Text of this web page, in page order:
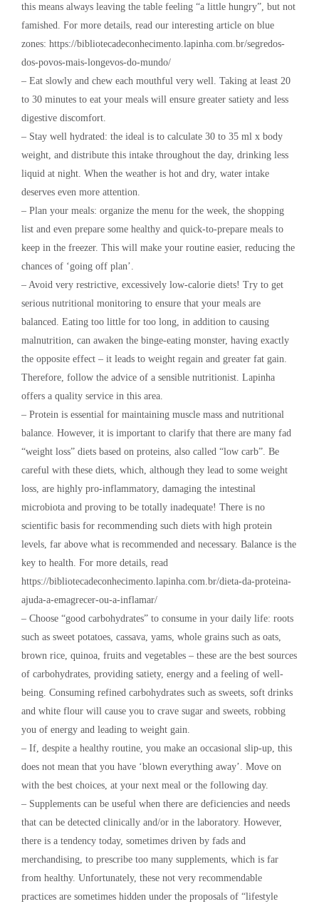
this means always leaving the table feeling “a little hungry”, but not
famished. For more details, read our interesting article on blue
zones: https://bibliotecadeconhecimento.lapinha.com.br/segredos-
dos-povos-mais-longevos-do-mundo/
– Eat slowly and chew each mouthful very well. Taking at least 20
to 30 minutes to eat your meals will ensure greater satiety and less
digestive discomfort.
– Stay well hydrated: the ideal is to calculate 30 to 35 ml x body
weight, and distribute this intake throughout the day, drinking less
liquid at night. When the weather is hot and dry, water intake
deserves even more attention.
– Plan your meals: organize the menu for the week, the shopping
list and even prepare some healthy and quick-to-prepare meals to
keep in the freezer. This will make your routine easier, reducing the
chances of ‘going off plan’.
– Avoid very restrictive, excessively low-calorie diets! Try to get
serious nutritional monitoring to ensure that your meals are
balanced. Eating too little for too long, in addition to causing
malnutrition, can awaken the binge-eating monster, having exactly
the opposite effect – it leads to weight regain and greater fat gain.
Therefore, follow the advice of a sensible nutritionist. Lapinha
offers a quality service in this area.
– Protein is essential for maintaining muscle mass and nutritional
balance. However, it is important to clarify that there are many fad
“weight loss” diets based on proteins, also called “low carb”. Be
careful with these diets, which, although they lead to some weight
loss, are highly pro-inflammatory, damaging the intestinal
microbiota and proving to be totally inadequate! There is no
scientific basis for recommending such diets with high protein
levels, far above what is recommended and necessary. Balance is the
key to health. For more details, read
https://bibliotecadeconhecimento.lapinha.com.br/dieta-da-proteina-
ajuda-a-emagrecer-ou-a-inflamar/
– Choose “good carbohydrates” to consume in your daily life: roots
such as sweet potatoes, cassava, yams, whole grains such as oats,
brown rice, quinoa, fruits and vegetables – these are the best sources
of carbohydrates, providing satiety, energy and a feeling of well-
being. Consuming refined carbohydrates such as sweets, soft drinks
and white flour will cause you to crave sugar and sweets, robbing
you of energy and leading to weight gain.
– If, despite a healthy routine, you make an occasional slip-up, this
does not mean that you have ‘blown everything away’. Move on
with the best choices, at your next meal or the following day.
– Supplements can be useful when there are deficiencies and needs
that can be detected clinically and/or in the laboratory. However,
there is a tendency today, sometimes driven by fads and
merchandising, to prescribe too many supplements, which is far
from healthy. Unfortunately, these not very recommendable
practices are sometimes hidden under the proposals of “lifestyle